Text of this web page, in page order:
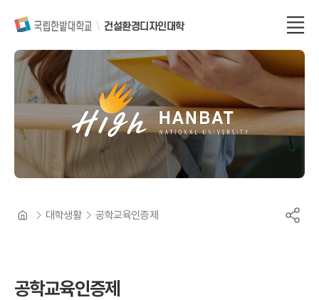
건설환경디자인대학
공학교육인증제
대학생활 공학교육인증제